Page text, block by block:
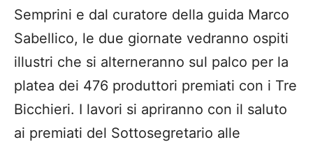
Semprini e dal curatore della guida Marco
Sabellico, le due giornate vedranno ospiti
illustri che si alterneranno sul palco per la
platea dei 476 produttori premiati con i Tre
Bicchieri. I lavori si apriranno con il saluto
ai premiati del Sottosegretario alle